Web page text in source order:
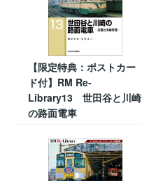
【限定特典：ポストカー
ド付】RM Re-
Library13 世田谷と川崎
の路面電車